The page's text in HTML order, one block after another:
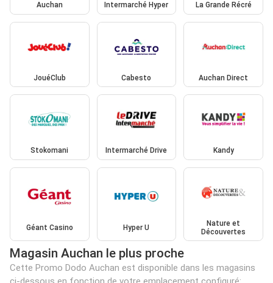
Auchan Intermarché Hyper La Grande Récré
JouéClub Cabesto Auchan Direct
Stokomani Intermarché Drive Kandy
Géant Casino Hyper U
Nature et
Découvertes
Magasin Auchan le plus proche
Cette Promo Dodo Auchan est disponible dans les magasins